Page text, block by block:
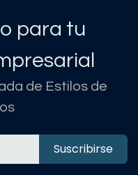
para tu
de Estilos de
Suscribirse